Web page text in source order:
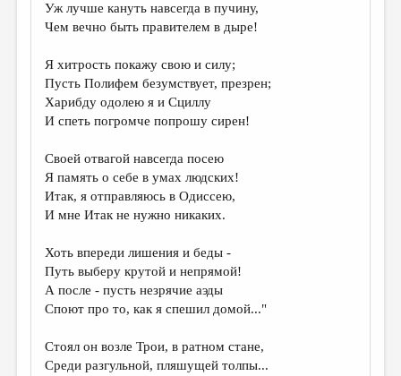
ОБЗОР ЛИТЕРАТУРЫ
ОБЪЯВЛЕНИЯ
КОЛОНКА РЕДАКТОРА
ОТ РЕДАКЦИИ
МАЛАЯ ПРОЗА
ЛИТЕРАТУРОВЕДЕНИЕ
КУЛЬТУРОВЕДЕНИЕ
РЕЦЕНЗИРОВАНИЕ
Уж лучше кануть навсегда в пучину,
Чем вечно быть правителем в дыре!
Я хитрость покажу свою и силу;
Пусть Полифем безумствует, презрен;
Харибду одолею я и Сциллу
И спеть погромче попрошу сирен!
Своей отвагой навсегда посею
Я память о себе в умах людских!
Итак, я отправляюсь в Одиссею,
И мне Итак не нужно никаких.
Хоть впереди лишения и беды -
Путь выберу крутой и непрямой!
А после - пусть незрячие аэды
Споют про то, как я спешил домой..."
Стоял он возле Трои, в ратном стане,
Среди разгульной, пляшущей толпы...